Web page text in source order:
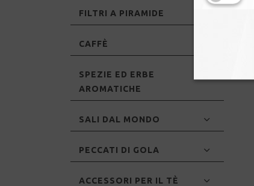
FILTRI A PIRAMIDE
CAFFÈ
SPEZIE ED ERBE
AROMATICHE
SALI DAL MONDO
PECCATI DI GOLA
ACCESSORI PER IL TÈ